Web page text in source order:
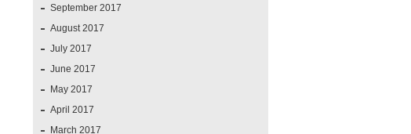
September 2017
August 2017
July 2017
June 2017
May 2017
April 2017
March 2017